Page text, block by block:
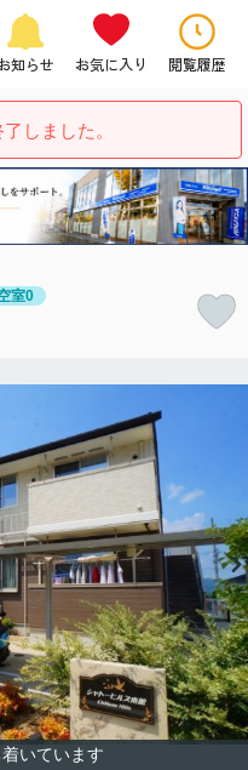
知らせ お気に入り 閲覧履歴
しました。
室0
着いています